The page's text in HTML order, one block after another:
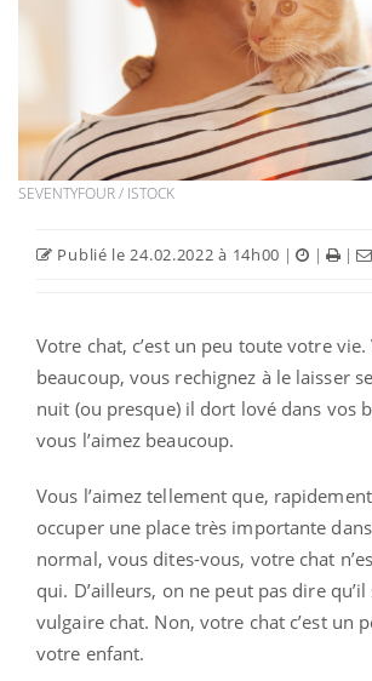
SEVENTYFOUR / ISTOCK
Publié le 24.02.2022 à 14h00 | | |
Votre chat, c’est un peu toute votre
beaucoup, vous rechignez à le laisser
nuit (ou presque) il dort lové dans vos
vous l’aimez beaucoup.
Vous l’aimez tellement que,
occuper une place très importante dans
normal, vous dites-vous, votre chat
qui. D’ailleurs, on ne peut pas dire qu’il
vulgaire chat. Non, votre chat c’est un
votre enfant.